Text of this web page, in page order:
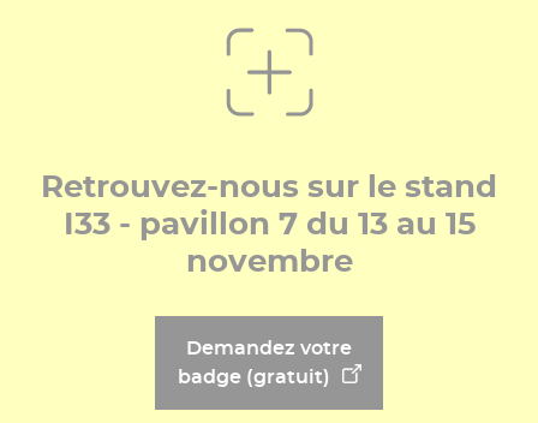
Retrouvez-nous sur le stand
I33 - pavillon 7 du 13 au 15
novembre
Demandez votre
badge (gratuit)